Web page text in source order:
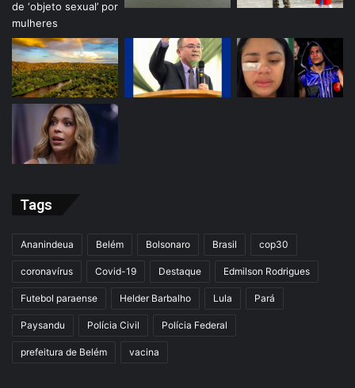
Tags
Ananindeua Belém Bolsonaro Brasil cop30
coronavírus Covid-19 Destaque Edmilson Rodrigues
Futebol paraense Helder Barbalho Lula Pará
Paysandu Polícia Civil Polícia Federal
prefeitura de Belém vacina